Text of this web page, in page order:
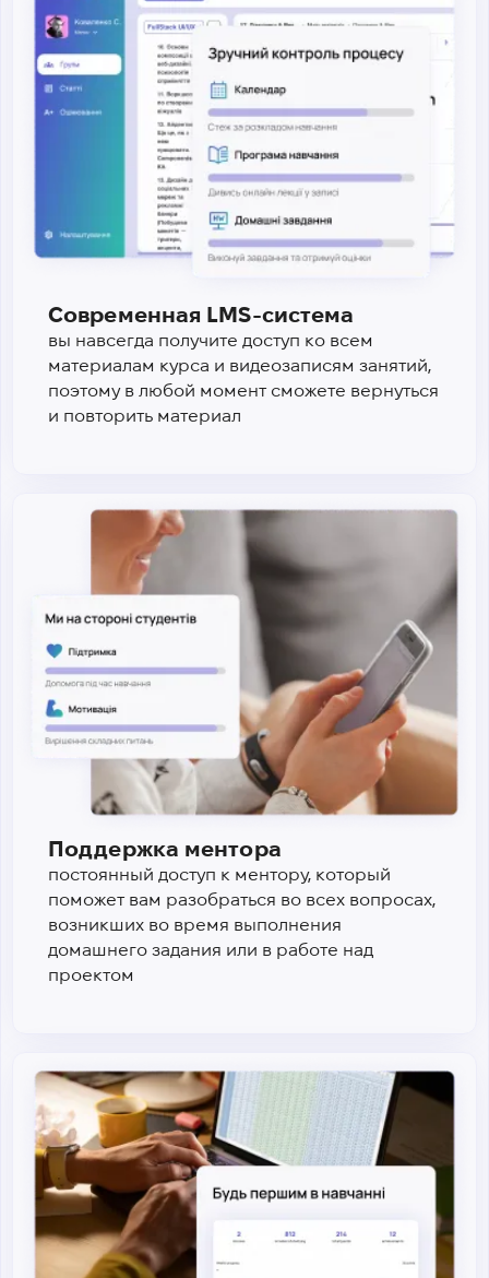
Современная LMS-система
вы навсегда получите доступ ко всем
материалам курса и видеозаписям занятий,
поэтому в любой момент сможете вернуться
и повторить материал
Поддержка ментора
постоянный доступ к ментору, который
поможет вам разобраться во всех вопросах,
возникших во время выполнения
домашнего задания или в работе над
проектом